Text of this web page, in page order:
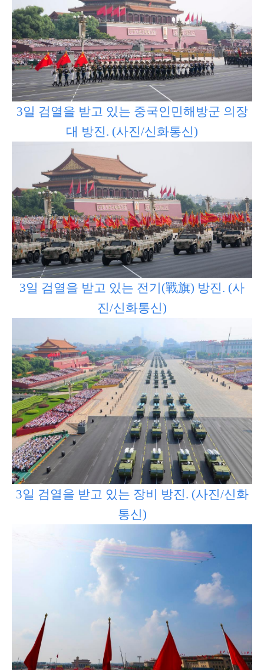
3일 검열을 받고 있는 중국인민해방군 의장
대 방진. (사진/신화통신)
3일 검열을 받고 있는 전기(戰旗) 방진. (사
진/신화통신)
3일 검열을 받고 있는 장비 방진. (사진/신화
통신)